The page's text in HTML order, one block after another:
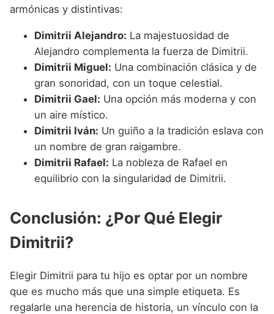
armónicas y distintivas:
Dimitrii Alejandro: La majestuosidad de
Alejandro complementa la fuerza de Dimitrii.
Dimitrii Miguel: Una combinación clásica y de
gran sonoridad, con un toque celestial.
Dimitrii Gael: Una opción más moderna y con
un aire místico.
Dimitrii Iván: Un guiño a la tradición eslava con
un nombre de gran raigambre.
Dimitrii Rafael: La nobleza de Rafael en
equilibrio con la singularidad de Dimitrii.
Conclusión: ¿Por Qué Elegir
Dimitrii?
Elegir Dimitrii para tu hijo es optar por un nombre
que es mucho más que una simple etiqueta. Es
regalarle una herencia de historia, un vínculo con la